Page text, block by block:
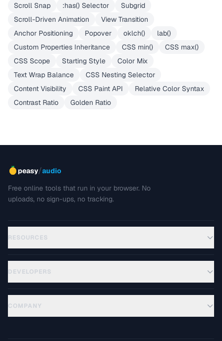
Scroll Snap :has() Selector
Subgrid
Scroll-Driven Animation
View Transition
Anchor Positioning
Popover oklch()
lab()
Custom Properties Inheritance
CSS min()
CSS max()
CSS Scope
Starting Style
Color Mix
Text Wrap Balance
CSS Nesting Selector
Content Visibility
CSS Paint API
Relative Color Syntax
Contrast Ratio
Golden Ratio
peasy/audio
Free online tools that run in your browser. No
uploads, no sign-ups, no tracking.
RESOURCES
DEVELOPERS
COMPANY